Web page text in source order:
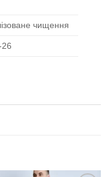
чищення